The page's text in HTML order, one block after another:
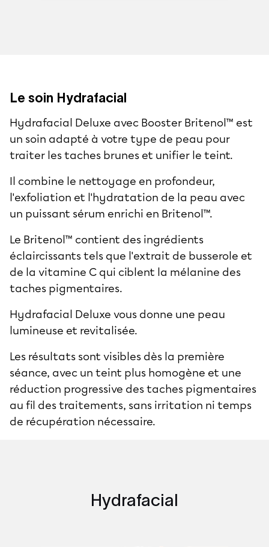
Le soin Hydrafacial
Hydrafacial Deluxe avec Booster Britenol™ est
un soin adapté à votre type de peau pour
traiter les taches brunes et unifier le teint.
Il combine le nettoyage en profondeur,
l'exfoliation et l'hydratation de la peau avec
un puissant sérum enrichi en Britenol™.
Le Britenol™ contient des ingrédients
éclaircissants tels que l'extrait de busserole et
de la vitamine C qui ciblent la mélanine des
taches pigmentaires.
Hydrafacial Deluxe vous donne une peau
lumineuse et revitalisée.
Les résultats sont visibles dès la première
séance, avec un teint plus homogène et une
réduction progressive des taches pigmentaires
au fil des traitements, sans irritation ni temps
de récupération nécessaire.
Hydrafacial